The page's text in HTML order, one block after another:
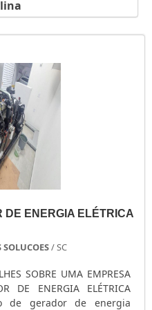
DE ENERGIA ELÉTRICA
SOLUCOES/ SC
SOBRE UMA EMPRESA
DE ENERGIA ELÉTRICA
de gerador de energia